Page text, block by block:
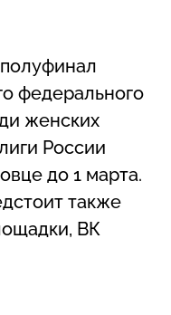
федерального
женских
России
до 1 марта.
также
ВК